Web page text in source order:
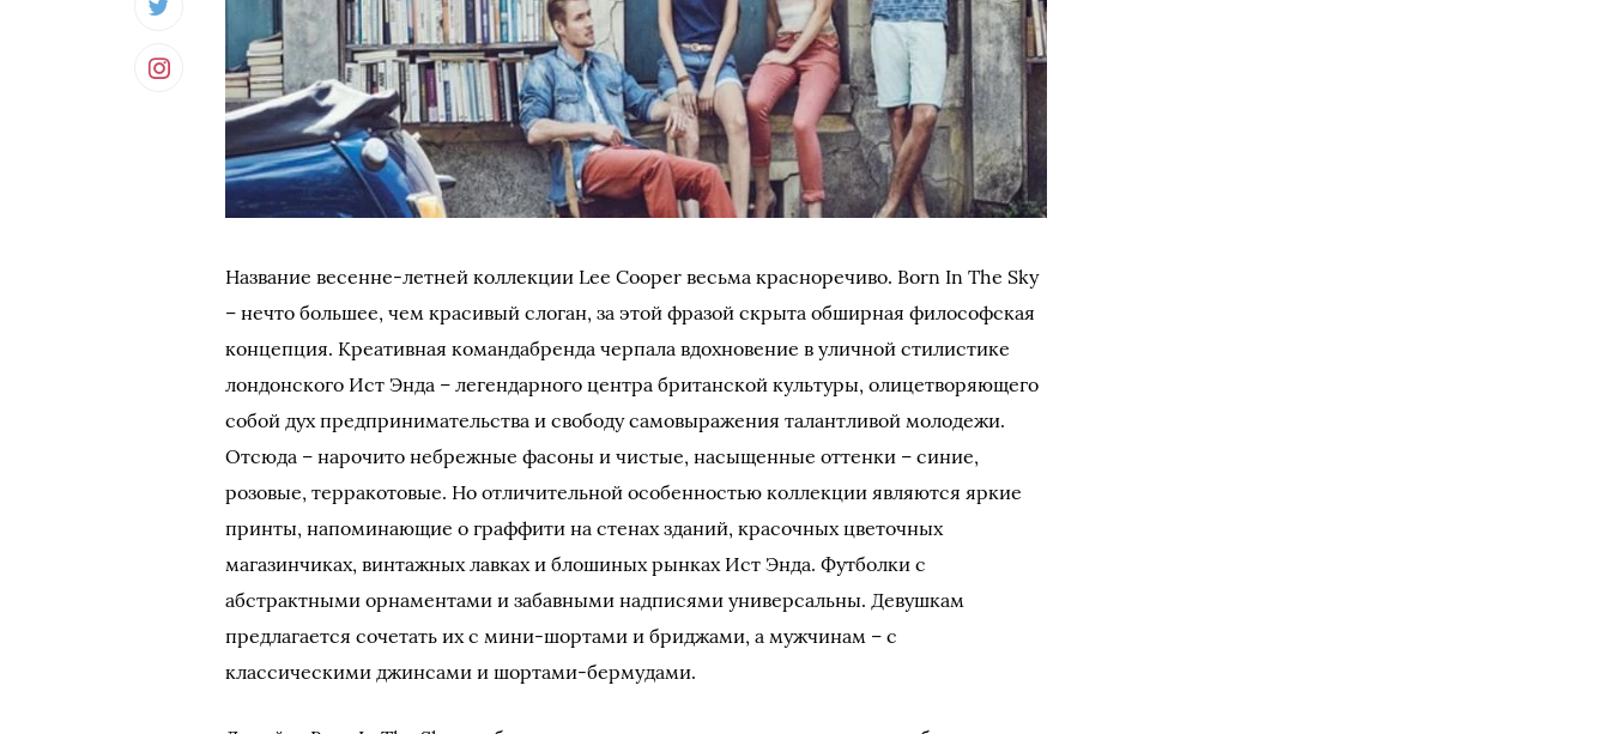
Название весенне-летней коллекции Lee Cooper весьма красноречиво. Born In The Sky
– нечто большее, чем красивый слоган, за этой фразой скрыта обширная философская
концепция. Креативная командабренда черпала вдохновение в уличной стилистике
лондонского Ист Энда – легендарного центра британской культуры, олицетворяющего
собой дух предпринимательства и свободу самовыражения талантливой молодежи.
Отсюда – нарочито небрежные фасоны и чистые, насыщенные оттенки – синие,
розовые, терракотовые. Но отличительной особенностью коллекции являются яркие
принты, напоминающие о граффити на стенах зданий, красочных цветочных
магазинчиках, винтажных лавках и блошиных рынках Ист Энда. Футболки с
абстрактными орнаментами и забавными надписями универсальны. Девушкам
предлагается сочетать их с мини-шортами и бриджами, а мужчинам – с
классическими джинсами и шортами-бермудами.